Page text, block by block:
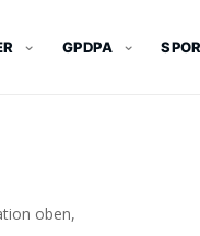
GPDPA
oben,